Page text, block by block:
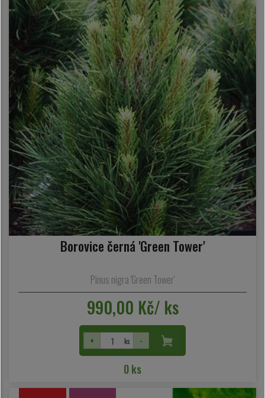
Borovice černá 'Green Tower'
Pinus nigra 'Green Tower'
990,00 Kč/ ks
+ ks -
0 ks